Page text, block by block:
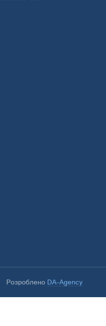
Розроблено DA-Agency